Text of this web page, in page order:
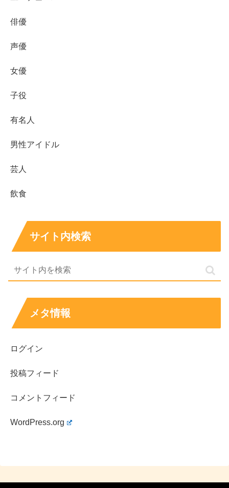
久保田紗友さんは、結婚を公表したと断定できる情
報は見当たりにくい状況です
断定材料がないケースが多いです
やすい構造が背景にあります
熱愛の確度は「写真」「コメント」「継続性」で見
テラスハウス出演は混同が原因になりやすく、久保
恋愛系の話題は、情報が速く広がる一方で、根拠が弱いま
つ、気になる点は「発表の有無」と「裏付けの強さ」を確
く追いやすくなります。
俳優
声優
女優
子役
有名人
男性アイドル
芸人
飲食
サイト内検索
メタ情報
ログイン
投稿フィード
コメントフィード
WordPress.org